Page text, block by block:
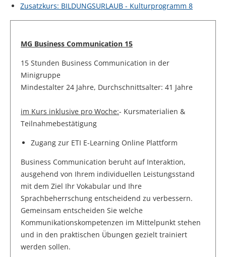
Zusatzkurs: BILDUNGSURLAUB - Kulturprogramm 8
MG Business Communication 15
15 Stunden Business Communication in der
Minigruppe
Mindestalter 24 Jahre, Durchschnittsalter: 41 Jahre
im Kurs inklusive pro Woche:- Kursmaterialien &
Teilnahmebestätigung
Zugang zur ETI E-Learning Online Plattform
Business Communication beruht auf Interaktion,
ausgehend von Ihrem individuellen Leistungsstand
mit dem Ziel Ihr Vokabular und Ihre
Sprachbeherrschung entscheidend zu verbessern.
Gemeinsam entscheiden Sie welche
Kommunikationskompetenzen im Mittelpunkt stehen
und in den praktischen Übungen gezielt trainiert
werden sollen.